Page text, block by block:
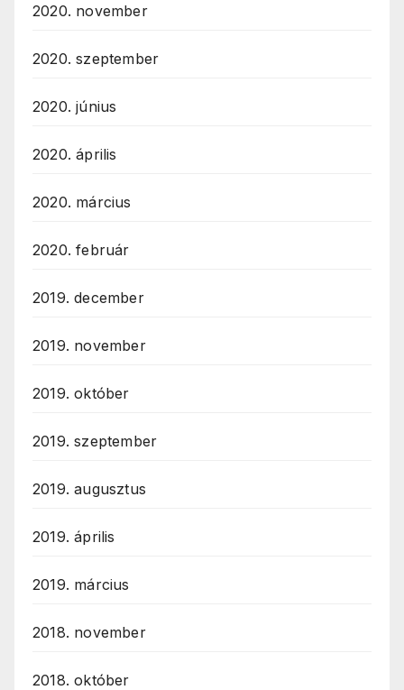
2020. november
2020. szeptember
2020. június
2020. április
2020. március
2020. február
2019. december
2019. november
2019. október
2019. szeptember
2019. augusztus
2019. április
2019. március
2018. november
2018. október